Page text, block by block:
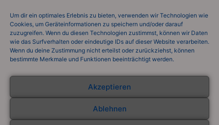
Um dir ein optimales Erlebnis zu bieten, verwenden wir Technologien wie
Cookies, um Geräteinformationen zu speichern und/oder darauf
zuzugreifen. Wenn du diesen Technologien zustimmst, können wir Daten
wie das Surfverhalten oder eindeutige IDs auf dieser Website verarbeiten.
Wenn du deine Zustimmung nicht erteilst oder zurückziehst, können
bestimmte Merkmale und Funktionen beeinträchtigt werden.
Akzeptieren
Ablehnen